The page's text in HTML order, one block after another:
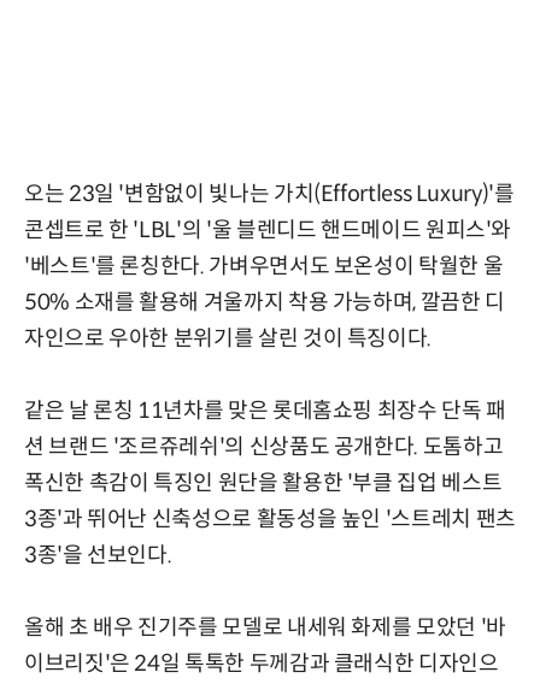
오는 23일 '변함없이 빛나는 가치(Effortless Luxury)'를
콘셉트로 한 'LBL'의 '울 블렌디드 핸드메이드 원피스'와
'베스트'를 론칭한다. 가벼우면서도 보온성이 탁월한 울
50% 소재를 활용해 겨울까지 착용 가능하며, 깔끔한 디
자인으로 우아한 분위기를 살린 것이 특징이다.
같은 날 론칭 11년차를 맞은 롯데홈쇼핑 최장수 단독 패
션 브랜드 '조르쥬레쉬'의 신상품도 공개한다. 도톰하고
폭신한 촉감이 특징인 원단을 활용한 '부클 집업 베스트
3종'과 뛰어난 신축성으로 활동성을 높인 '스트레치 팬츠
3종'을 선보인다.
올해 초 배우 진기주를 모델로 내세워 화제를 모았던 '바
이브리짓'은 24일 톡톡한 두께감과 클래식한 디자인으